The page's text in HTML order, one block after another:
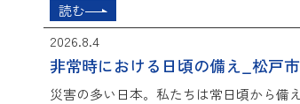
読む
2026.8.4
非常時における日頃の備え_松戸
災害の多い日本。私たちは常日頃から備